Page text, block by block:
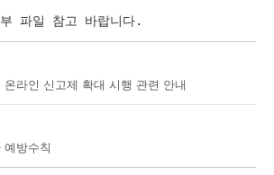
파일 참고 바랍니다.
온라인 신고제 확대 시행 관련 안내
예방수칙